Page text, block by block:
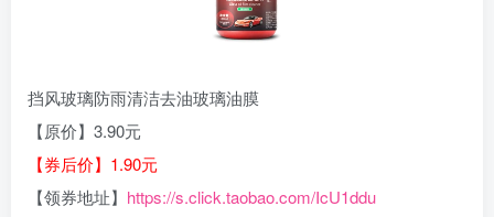
挡风玻璃防雨清洁去油玻璃油膜
【原价】3.90元
【券后价】1.90元
【领券地址】 https://s.click.taobao.com/IcU1ddu